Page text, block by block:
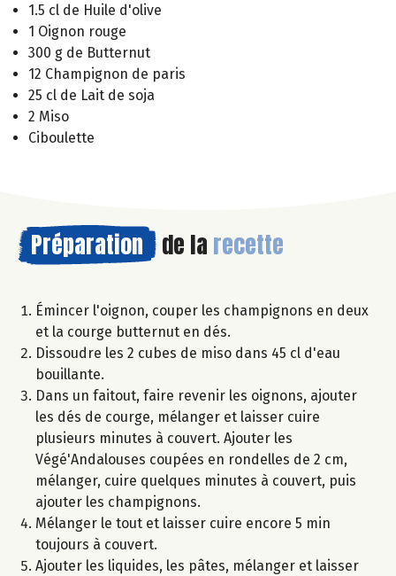
1.5 cl de Huile d'olive
1 Oignon rouge
300 g de Butternut
12 Champignon de paris
25 cl de Lait de soja
2 Miso
Ciboulette
Préparation de la recette
Émincer l'oignon, couper les champignons en deux
et la courge butternut en dés.
Dissoudre les 2 cubes de miso dans 45 cl d'eau
bouillante.
Dans un faitout, faire revenir les oignons, ajouter
les dés de courge, mélanger et laisser cuire
plusieurs minutes à couvert. Ajouter les
Végé'Andalouses coupées en rondelles de 2 cm,
mélanger, cuire quelques minutes à couvert, puis
ajouter les champignons.
Mélanger le tout et laisser cuire encore 5 min
toujours à couvert.
Ajouter les liquides, les pâtes, mélanger et laisser